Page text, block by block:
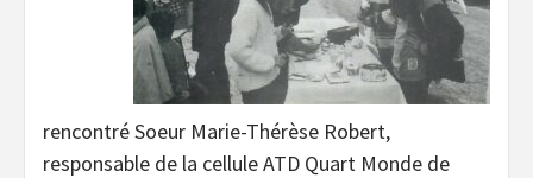
rencontré Soeur Marie-Thérèse Robert,
responsable de la cellule ATD Quart Monde de